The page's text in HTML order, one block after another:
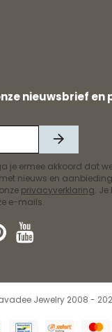
nieuwsbrief en
je ermee akkoord dat
nieuws en
privacyverklaring.
e-mails.
Jewelry 2008 -